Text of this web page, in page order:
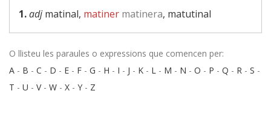
1.adjmatinal, matiner matinera, matutinal
O llisteu les paraules o expressions que comencen per:
A - B - C - D - E - F - G - H - I - J - K - L - M - N - O - P - Q - R - S -
T - U - V- W - X - Y - Z